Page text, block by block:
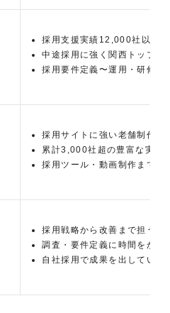
採用支援実績12,000社以上
中途採用に強く関西トップク
採用要件定義〜運用・研修ま
採用サイトに強い老舗制作会
累計3,000社超の豊富な実績
採用ツール・動画制作まで幅
採用戦略から改善まで担うコ
調査・要件定義に時間をかけ
自社採用で成果を出している